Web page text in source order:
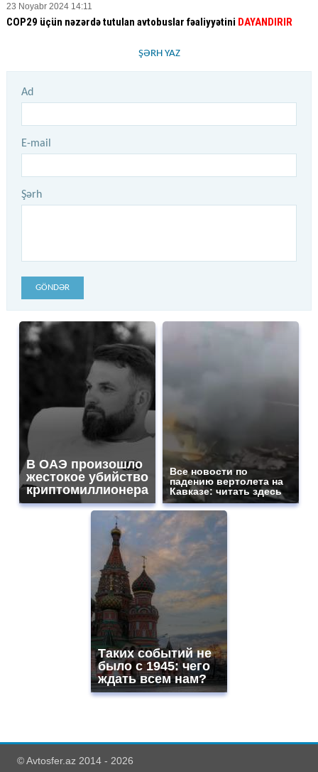
23 Noyabr 2024 14:11
COP29 üçün nəzərdə tutulan avtobuslar fəaliyyətini DAYANDIRIR
ŞƏRH YAZ
Ad
E-mail
Şərh
GÖNDƏR
В ОАЭ произошло
жестокое убийство
криптомиллионера
Все новости по
падению вертолета на
Кавказе: читать здесь
Таких событий не
было с 1945: чего
ждать всем нам?
© Avtosfer.az 2014 - 2026